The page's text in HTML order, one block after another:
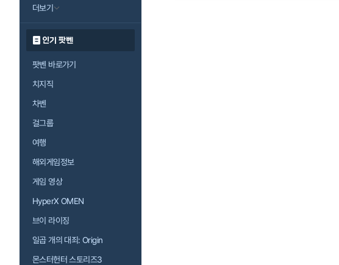
더보기
인기 팟벤
팟벤 바로가기
치지직
차벤
걸그룹
여행
해외게임정보
게임 영상
HyperX OMEN
브이 라이징
일곱 개의 대죄: Origin
몬스터헌터 스토리즈3